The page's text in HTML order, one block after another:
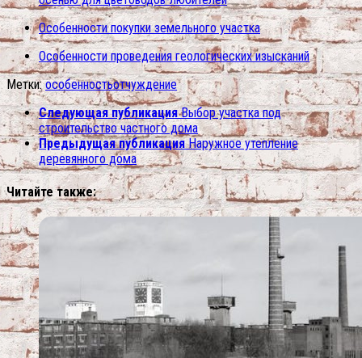
Особенности покупки земельного участка
Особенности проведения геологических изысканий
Метки: особенностьотчуждение
Следующая публикация Выбор участка под
строительство частного дома
Предыдущая публикация Наружное утепление
деревянного дома
Читайте также: